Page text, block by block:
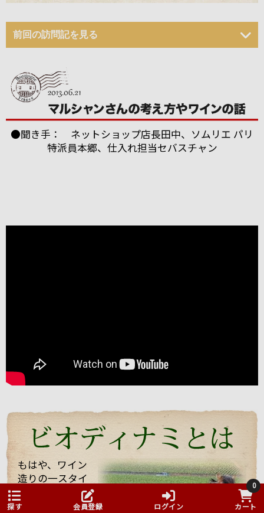
前回の訪問記を見る
ワイン醸造に対する自身のフィロソフィ（哲学）を強
く持った志の高い醸造家でした。
今回は、他のお客様もいらっしゃりとても忙しい中私
くれました。 途中で「もう大丈夫ですよ・・・」と言
っても、「これを飲んでくれ」と、どんどんいろいろ
なワインを持ってきてくれてワインや畑や自分の考え
などたくさん話していただきました！
そんな訪問の様子を一部まとめしたのでご覧くださ
い。 また動画も撮影したものをほんの少しまとめまし
たのでご一緒にどうぞ。 少しでもマルシャンの熱い思
●聞き手： ネットショップ店長田中、ソムリエ パリ
特派員本郷、仕入れ担当セバスチャン
もはや、ワイン
造りの一スタイ
ルとして確立し
た「ビオディナ
探す 会員登録 ログイン
0
カート